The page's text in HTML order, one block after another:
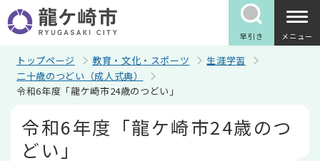
の
ペ
早引き メニュー
トップページ 教育・文化・スポーツ
生涯学習
二十歳のつどい（成人式典）
令和6年度「龍ケ崎市24歳のつどい」
令和6年度「龍ケ崎市24歳のつ
どい」